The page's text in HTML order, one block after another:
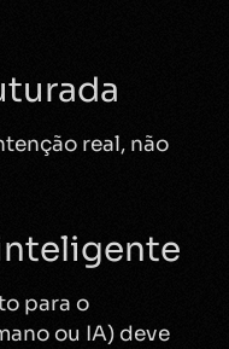
real, não
para o
ou IA) deve